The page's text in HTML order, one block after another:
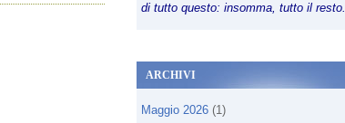
di tutto questo: insomma, tutto il resto.
ARCHIVI
Maggio 2026 (1)